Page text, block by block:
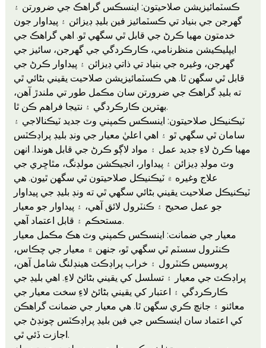
ڪسٽمائيزيشن صلاحيتون: اينسڪس گراهڪ جي ضرورتن ۽
گهرجن جي بنياد تي ڪسٽمائيز فين بليڊ ڊيزائن ۽ پيداوار جون
خدمتون مهيا ڪرڻ جي قابل ٿي سگهي ٿو. اهي گراهڪ جي
ايپليڪيشن منظرنامي، ڪارڪردگي جي گهرجن، سائيز جي
گهرجن، وغيره جي بنياد تي ذاتي ڊيزائن ۽ پيداوار ڪرڻ جي
قابل ٿي سگهن ٿا. هي ڪسٽمائيزيشن صلاحيت يقيني بڻائي ٿي
ته بليڊ گراهڪ جي ضرورتن سان مڪمل طور تي ملندڙ آهن،
بهترين ڪارڪردگي ۽ نتيجا فراهم ڪن ٿا.
ٽيڪنيڪل صلاحيتون: اينسڪس ڪمپني وٽ جديد ٽيڪنالاجي ۽
سامان ٿي سگهي ٿو ۽ اهي اعليٰ معيار جي ونڊ بليڊ پراڊڪٽس
مهيا ڪرڻ لاءِ جديد عمل ۽ مواد لاڳو ڪرڻ جي قابل هوندا. انهن
وٽ مولڊ ڊيزائن ۽ پيداوار، انجيڪشن مولڊنگ، مٿاڇري جي
علاج وغيره ۾ ٽيڪنيڪل صلاحيتون ٿي سگهن ٿيون. هي
ٽيڪنيڪل صلاحيت يقيني بڻائي سگهي ٿي ته ونڊ بليڊ جي پيداوار
جو عمل صحيح ۽ ڪنٽرول لائق آهي، ۽ پيداوار جو معيار
مستحڪم ۽ قابل اعتماد آهي.
معيار جي ضمانت: اينسڪس ڪمپني وٽ هڪ مڪمل معيار
ڪنٽرول سسٽم ٿي سگهي ٿو، جنهن ۾ معيار جي چڪاس،
پروسيس ڪنٽرول ۽ خراب پراڊڪٽ هينڊلنگ شامل آهن،
پراڊڪٽ جي معيار ۽ تسلسل کي يقيني بڻائڻ لاءِ. اهي بليڊ جي
ڪارڪردگي ۽ اعتبار کي يقيني بڻائڻ لاءِ سخت معيار جي
معائنو ۽ جانچ ڪري سگهن ٿا. هي معيار جي ضمانت گراهڪن
کي اعتماد سان اينسڪس جي فين بليڊ پراڊڪٽس چونڊڻ جي
اجازت ڏئي ٿي.